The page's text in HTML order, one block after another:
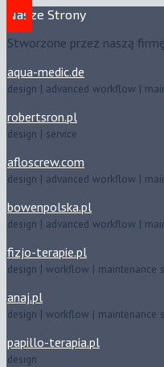
Nasze Strony
Stworzone przez naszą
aqua-medic.de
design | advanced workflow |
robertsron.pl
design | service
afloscrew.com
design | advanced workflow |
bowenpolska.pl
design | advanced workflow |
fizjo-terapie.pl
design | workflow | maintenance
anaj.pl
design | workflow | maintenance
papillo-terapia.pl
design